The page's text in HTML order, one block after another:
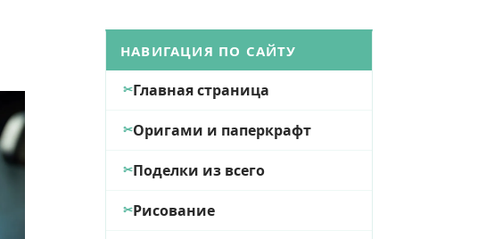
НАВИГАЦИЯ ПО САЙТУ
Главная страница
Оригами и паперкрафт
Поделки из всего
Рисование